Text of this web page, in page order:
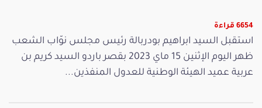
6654 قراءة
استقبل السيد ابراهيم بودربالة رئيس مجلس نوّاب الشعب
ظهر اليوم الإثنين 15 ماي 2023 بقصر باردو السيد كريم بن
عربية عميد الهيئة الوطنية للعدول المنفذين...